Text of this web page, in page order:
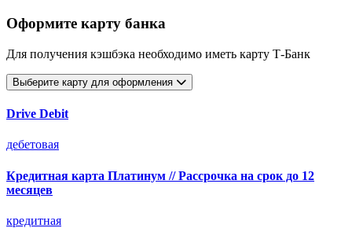
Оформите карту банка
Для получения кэшбэка необходимо иметь карту Т-Банк
Выберите карту для оформления
Drive Debit
дебетовая
Кредитная карта Платинум // Рассрочка на срок до 12
месяцев
кредитная